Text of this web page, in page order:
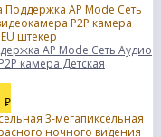
AP Mode Сеть Аудио
камера Детская
₽